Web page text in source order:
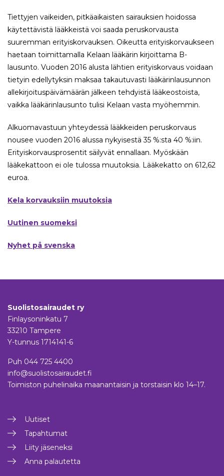
Tiettyjen vaikeiden, pitkäaikaisten sairauksien hoidossa
käytettävistä lääkkeistä voi saada peruskorvausta
suuremman erityiskorvauksen. Oikeutta erityiskorvaukseen
haetaan toimittamalla Kelaan lääkärin kirjoittama B-
lausunto. Vuoden 2016 alusta lähtien erityiskorvaus voidaan
tietyin edellytyksin maksaa takautuvasti lääkärinlausunnon
allekirjoituspäivämäärän jälkeen tehdyistä lääkeostoista,
vaikka lääkärinlausunto tulisi Kelaan vasta myöhemmin.
Alkuomavastuun yhteydessä lääkkeiden peruskorvaus
nousee vuoden 2016 alussa nykyisestä 35 %:sta 40 %:iin.
Erityiskorvausprosentit säilyvät ennallaan. Myöskään
lääkekattoon ei ole tulossa muutoksia. Lääkekatto on 612,62
euroa.
Kela korvauksiin muutoksia
Uutinen suomeksi
Nyhet på svenska
Suolistosairaudet ry
Finlaysoninkatu 7
33210 Tampere
Y-tunnus 1714141-6
Puh 044 725 4400
info@suolistosairaudet.fi
Toimiston puhelinaika maanantaisin ja torstaisin klo 14–17.
Uutiset
Tapahtumat
Liity jäseneksi
Anna palautetta